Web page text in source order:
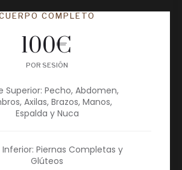
COMPLETO
100€
POR SESIÓN
Superior: Pecho, Abdomen,
Axilas, Brazos, Manos,
Espalda y Nuca
Inferior: Piernas Completas y
Glúteos